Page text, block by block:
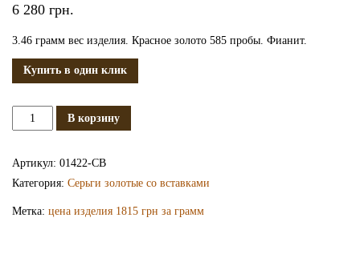
6 280 грн.
3.46 грамм вес изделия. Красное золото 585 пробы. Фианит.
Купить в один клик
КоличествоВ корзину
Артикул: 01422-СВ
Категория: Серьги золотые со вставками
Метка: цена изделия 1815 грн за грамм